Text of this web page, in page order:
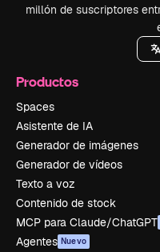
millón de suscriptores
Productos
Spaces
Asistente de IA
Generador de imágenes
Generador de vídeos
Texto a voz
Contenido de stock
MCP para Claude/ChatGPT
Agentes Nuevo